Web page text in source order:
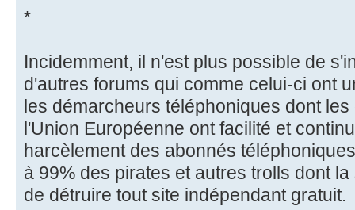
*
Incidemment, il n'est plus possible de
d'autres forums qui comme celui-ci ont
les démarcheurs téléphoniques dont
l'Union Européenne ont facilité et
harcèlement des abonnés
à 99% des pirates et autres trolls dont
de détruire tout site indépendant gratuit.